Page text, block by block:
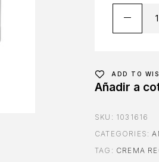
ADD TO
Añadir a
SKU: 1031616
CATEGORIES:
TAG: CREMA